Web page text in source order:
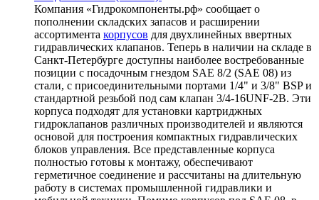
Компания «Гидрокомпоненты.рф» сообщает о
пополнении складских запасов и расширении
ассортимента корпусов для двухлинейных ввертных
гидравлических клапанов. Теперь в наличии на складе в
Санкт-Петербурге доступны наиболее востребованные
позиции с посадочным гнездом SAE 8/2 (SAE 08) из
стали, с присоединительными портами 1/4" и 3/8" BSP и
стандартной резьбой под сам клапан 3/4-16UNF-2B. Эти
корпуса подходят для установки картриджных
гидроклапанов различных производителей и являются
основой для построения компактных гидравлических
блоков управления. Все представленные корпуса
полностью готовы к монтажу, обеспечивают
герметичное соединение и рассчитаны на длительную
работу в системах промышленной гидравлики и